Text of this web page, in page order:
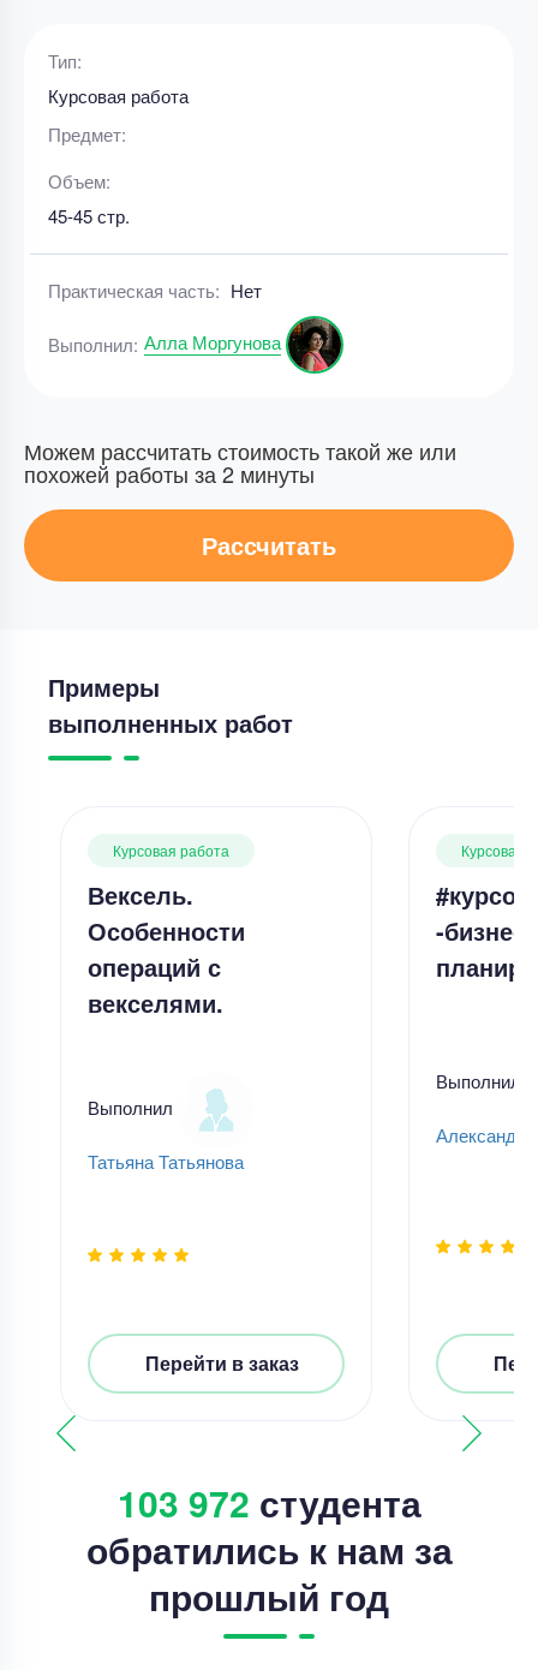
Тип:
Курсовая работа
Предмет:
Объем:
45-45 стр.
Практическая часть: Нет
Выполнил: Алла Моргунова
Можем рассчитать стоимость такой же или
похожей работы за 2 минуты
Рассчитать
Примеры
выполненных работ
Курсовая работа
Вексель.
Особенности
операций с
векселями.
Выполнил
Татьяна Татьянова
Перейти в заказ
Курсовая
-бизнес-
Выполнил
Александр
103 972 студента
обратились к нам за
прошлый год